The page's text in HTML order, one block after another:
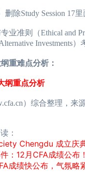
Study Session 17里面
则（Ethical and
Investments
重难点分析：
纲重点分析
）综合整理，来
：
Chengdu 成立庆
：12月CFA成绩公布
成绩快公布，气氛略